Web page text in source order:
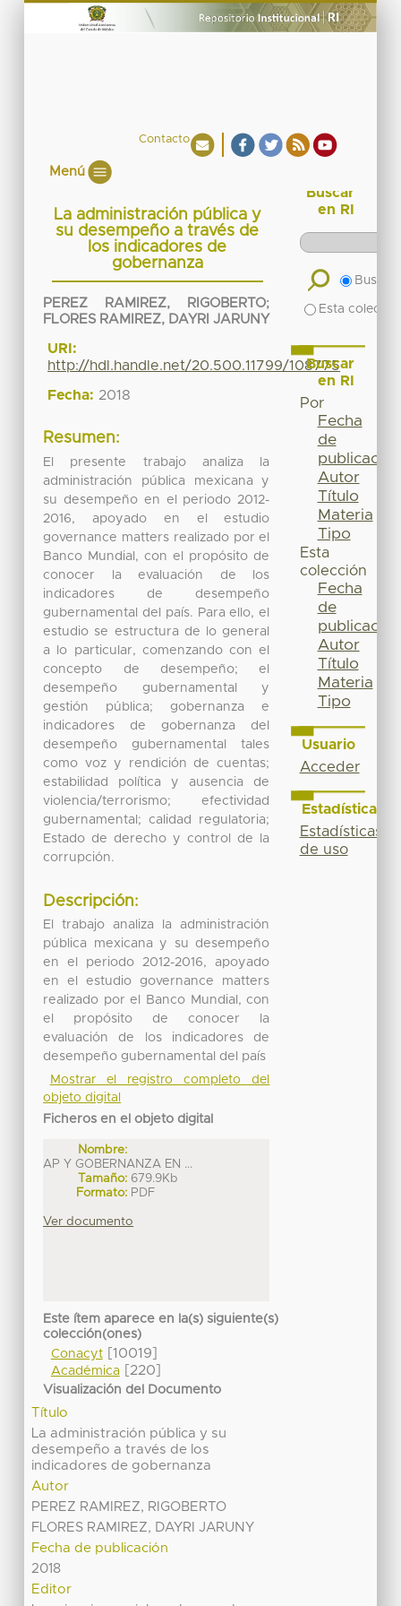
Contacto
Menú
La administración pública y
su desempeño a través de
los indicadores de
gobernanza
PEREZ RAMIREZ, RIGOBERTO;
FLORES RAMIREZ, DAYRI JARUNY
URI:
http://hdl.handle.net/20.500.11799/108775
Fecha: 2018
Resumen:
El presente trabajo analiza la
administración pública mexicana y
su desempeño en el periodo 2012-
2016, apoyado en el estudio
governance matters realizado por el
Banco Mundial, con el propósito de
conocer la evaluación de los
indicadores de desempeño
gubernamental del país. Para ello, el
estudio se estructura de lo general
a lo particular, comenzando con el
concepto de desempeño; el
desempeño gubernamental y
gestión pública; gobernanza e
indicadores de gobernanza del
desempeño gubernamental tales
como voz y rendición de cuentas;
estabilidad política y ausencia de
violencia/terrorismo; efectividad
gubernamental; calidad regulatoria;
Estado de derecho y control de la
corrupción.
Descripción:
El trabajo analiza la administración
pública mexicana y su desempeño
en el periodo 2012-2016, apoyado
en el estudio governance matters
realizado por el Banco Mundial, con
el propósito de conocer la
evaluación de los indicadores de
desempeño gubernamental del país
Mostrar el registro completo del
objeto digital
Ficheros en el objeto digital
Nombre:
AP Y GOBERNANZA EN ...
Tamaño: 679.9Kb
Formato: PDF
Ver documento
Este ítem aparece en la(s) siguiente(s)
colección(ones)
Conacyt[10019]
Académica[220]
Visualización del Documento
Título
La administración pública y su
desempeño a través de los
indicadores de gobernanza
Autor
PEREZ RAMIREZ, RIGOBERTO
FLORES RAMIREZ, DAYRI JARUNY
Fecha de publicación
2018
Editor
Buscar
en RI
Buscar
Esta
Buscar
en RI
Por
Fecha
de
publicación
Autor
Título
Materia
Tipo
Esta
colección
Fecha
de
publicación
Autor
Título
Materia
Tipo
Usuario
Acceder
Estadísticas
Estadísticas
de uso